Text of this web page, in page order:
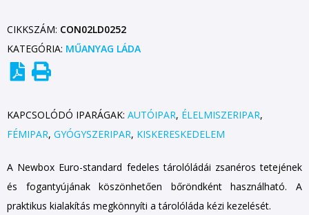
CIKKSZÁM: CON02LD0252
KATEGÓRIA: MŰANYAG LÁDA
KAPCSOLÓDÓ IPARÁGAK: AUTÓIPAR, ÉLELMISZERIPAR,
FÉMIPAR, GYÓGYSZERIPAR, KISKERESKEDELEM
A Newbox Euro-standard fedeles tárolóládái zsanéros tetejének
és fogantyújának köszönhetően bőröndként használható. A
praktikus kialakítás megkönnyíti a tárolóláda kézi kezelését.